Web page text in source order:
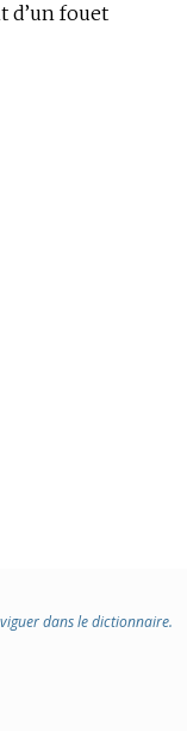
d’un fouet
dans le dictionnaire.